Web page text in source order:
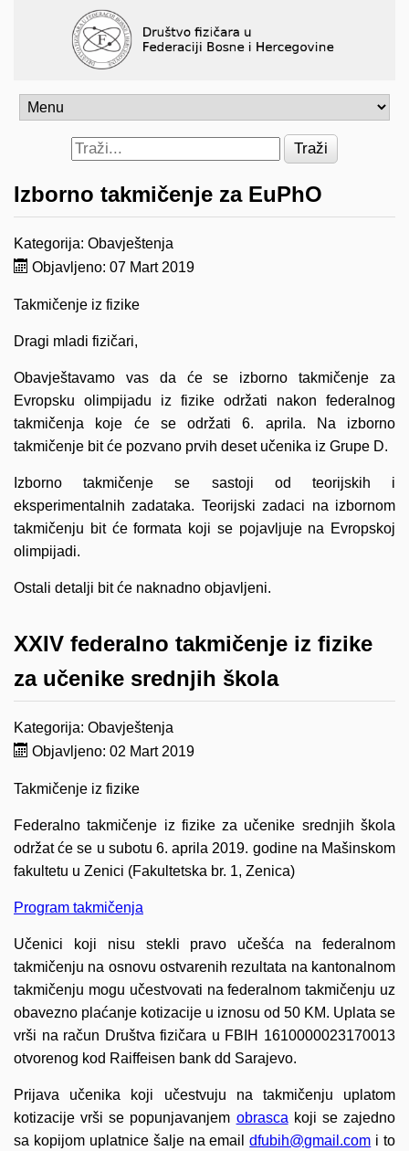
Traži
Izborno takmičenje za EuPhO
Kategorija: Obavještenja
Objavljeno: 07 Mart 2019
Takmičenje iz fizike
Dragi mladi fizičari,
Obavještavamo vas da će se izborno takmičenje za
Evropsku olimpijadu iz fizike održati nakon federalnog
takmičenja koje će se održati 6. aprila. Na izborno
takmičenje bit će pozvano prvih deset učenika iz Grupe D.
Izborno takmičenje se sastoji od teorijskih i
eksperimentalnih zadataka. Teorijski zadaci na izbornom
takmičenju bit će formata koji se pojavljuje na Evropskoj
olimpijadi.
Ostali detalji bit će naknadno objavljeni.
XXIV federalno takmičenje iz fizike
za učenike srednjih škola
Kategorija: Obavještenja
Objavljeno: 02 Mart 2019
Takmičenje iz fizike
Federalno takmičenje iz fizike za učenike srednjih škola
održat će se u subotu 6. aprila 2019. godine na Mašinskom
fakultetu u Zenici (Fakultetska br. 1, Zenica)
Program takmičenja
Učenici koji nisu stekli pravo učešća na federalnom
takmičenju na osnovu ostvarenih rezultata na kantonalnom
takmičenju mogu učestvovati na federalnom takmičenju uz
obavezno plaćanje kotizacije u iznosu od 50 KM. Uplata se
vrši na račun Društva fizičara u FBIH 1610000023170013
otvorenog kod Raiffeisen bank dd Sarajevo.
Prijava učenika koji učestvuju na takmičenju uplatom
kotizacije vrši se popunjavanjem obrasca koji se zajedno
sa kopijom uplatnice šalje na emaildfubih@gmail.com i to